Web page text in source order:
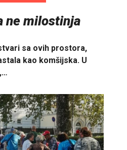
ne milostinja
sa ovih prostora,
kao komšijska. U